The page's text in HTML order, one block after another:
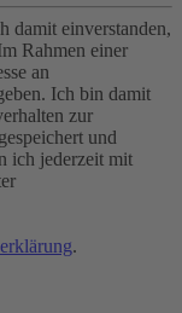
damit einverstanden,
Rahmen einer
an
Ich bin damit
zur
und
ich jederzeit mit
.